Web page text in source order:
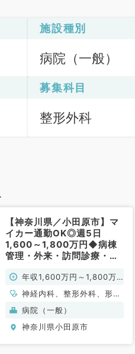
施設種別
病院（一般）
募集科目
整形外科
【神奈川県／小田原市】マ
イカー通勤OK◎週5日
1,600～1,800万円◆病棟
管理・外来・訪問診療・救
次救急指定病院（内科系・
外科系／常勤）
年収1,600万円～1,800万
円
神経内科、整形外科、形成
外科、脳神経外科、呼吸器
外科、心臓血管外科、泌尿
器科、一般内科、循環器内
病院（一般）
神奈川県小田原市